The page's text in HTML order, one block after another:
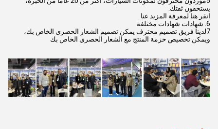
يستحقون ثقتك.
انقر هنا لمعرفة المزيد عنا
6. شهادات شهادات مختلفة
7لدينا فريق تصميم محترف يمكن تصميم الشعار الحصري الخاص بك،
ويمكن تخصيص حزمة المنتج مع الشعار الحصري الخاص بك